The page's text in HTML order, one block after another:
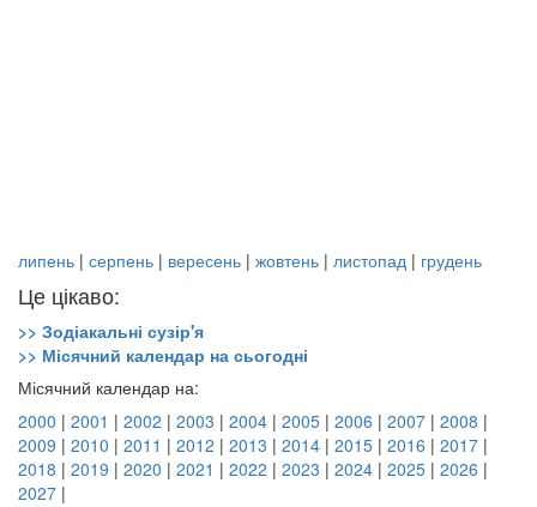
липень | серпень | вересень | жовтень | листопад | грудень
Це цікаво:
>> Зодіакальні сузір'я
>> Місячний календар на сьогодні
Місячний календар на:
2000 | 2001 | 2002 | 2003 | 2004 | 2005 | 2006 | 2007 | 2008 |
2009 | 2010 | 2011 | 2012 | 2013 | 2014 | 2015 | 2016 | 2017 |
2018 | 2019 | 2020 | 2021 | 2022 | 2023 | 2024 | 2025 | 2026 |
2027 |